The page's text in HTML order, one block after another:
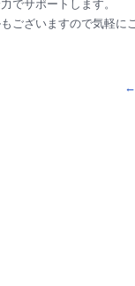
でサポートします。
ございますので気軽に
←